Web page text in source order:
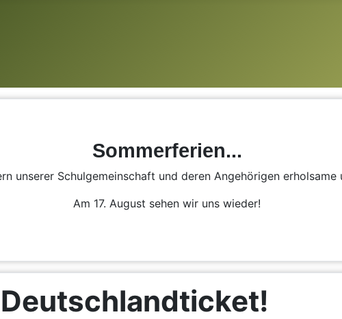
Sommerferien...
unserer Schulgemeinschaft und deren Angehörigen erholsame
Am 17. August sehen wir uns wieder!